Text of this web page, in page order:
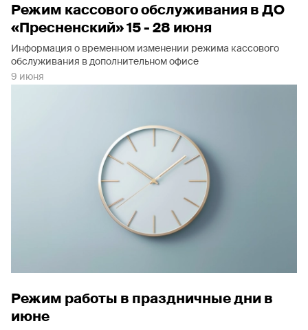
Режим кассового обслуживания в ДО
«Пресненский» 15 - 28 июня
Информация о временном изменении режима кассового
обслуживания в дополнительном офисе
9 июня
Режим работы в праздничные дни в
июне